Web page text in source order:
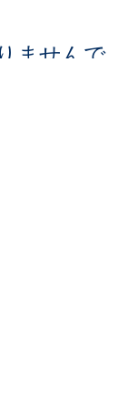
ませんで